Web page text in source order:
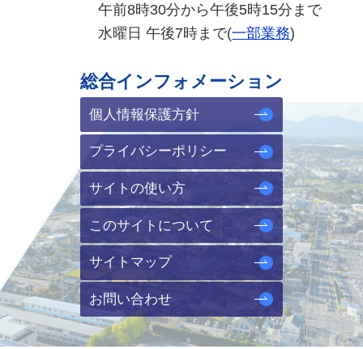
午前8時30分から午後5時15分まで
水曜日 午後7時まで(一部業務)
総合インフォメーション
個人情報保護方針
プライバシーポリシー
サイトの使い方
このサイトについて
サイトマップ
お問い合わせ